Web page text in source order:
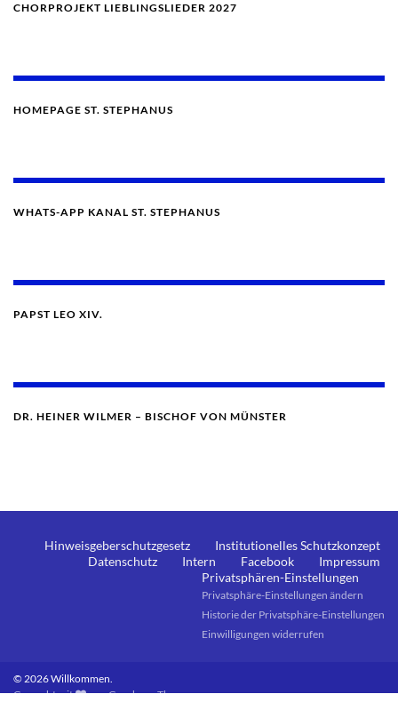
CHORPROJEKT LIEBLINGSLIEDER 2027
HOMEPAGE ST. STEPHANUS
WHATS-APP KANAL ST. STEPHANUS
PAPST LEO XIV.
DR. HEINER WILMER – BISCHOF VON MÜNSTER
Hinweisgeberschutzgesetz
Institutionelles Schutzkonzept
Datenschutz
Intern Facebook
Impressum
Privatsphären-Einstellungen
Privatsphäre-Einstellungen ändern
Historie der Privatsphäre-Einstellungen
Einwilligungen widerrufen
© 2026 Willkommen.
Gemacht mit
vonGraphene Themes.